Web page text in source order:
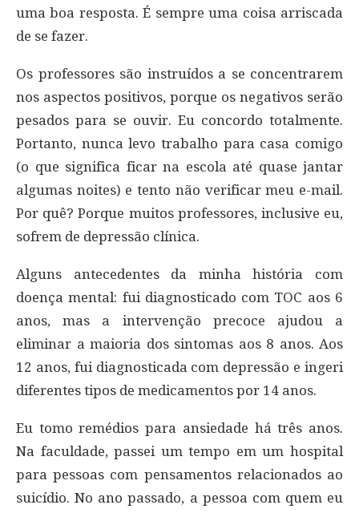
uma boa resposta. É sempre uma coisa arriscada
de se fazer.
Os professores são instruídos a se concentrarem
nos aspectos positivos, porque os negativos serão
pesados para se ouvir. Eu concordo totalmente.
Portanto, nunca levo trabalho para casa comigo
(o que significa ficar na escola até quase jantar
algumas noites) e tento não verificar meu e-mail.
Por quê? Porque muitos professores, inclusive eu,
sofrem de depressão clínica.
Alguns antecedentes da minha história com
doença mental: fui diagnosticado com TOC aos 6
anos, mas a intervenção precoce ajudou a
eliminar a maioria dos sintomas aos 8 anos. Aos
12 anos, fui diagnosticada com depressão e ingeri
diferentes tipos de medicamentos por 14 anos.
Eu tomo remédios para ansiedade há três anos.
Na faculdade, passei um tempo em um hospital
para pessoas com pensamentos relacionados ao
suicídio. No ano passado, a pessoa com quem eu